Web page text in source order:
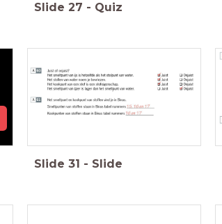
Slide 27 - Quiz
Slide 31 - Slide